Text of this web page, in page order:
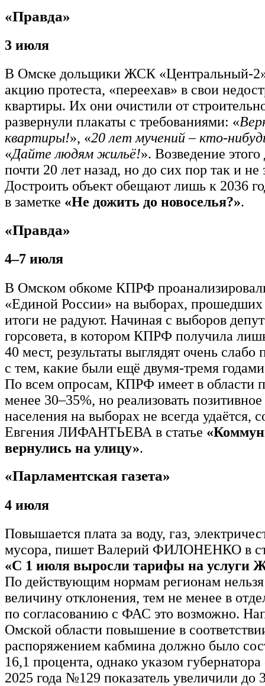
«Правда»
3 июля
В Омске дольщики ЖСК «Центральный-
акцию протеста, «переехав» в свои
квартиры. Их они очистили от
развернули плакаты с требованиями: «
квартиры!», «20 лет мучений – кто-
«Дайте людям жильё!». Возведение
почти 20 лет назад, но до сих пор так и не
Достроить объект обещают лишь к 2036
в заметке «Не дожить до новоселья?».
«Правда»
4–7 июля
В Омском обкоме КПРФ
«Единой России» на выборах, прошедших
итоги не радуют. Начиная с выборов
горсовета, в котором КПРФ получила
40 мест, результаты выглядят очень
с тем, какие были ещё двумя-тремя
По всем опросам, КПРФ имеет в области
менее 30–35%, но реализовать
населения на выборах не всегда удаётся,
Евгения ЛИФАНТЬЕВА в статье
вернулись на улицу».
«Парламентская газета»
4 июля
Повышается плата за воду, газ,
мусора, пишет Валерий ФИЛОНЕНКО в
«С 1 июля выросли тарифы на услуги
По действующим нормам регионам
величину отклонения, тем не менее в
по согласованию с ФАС это возможно.
Омской области повышение в
распоряжением кабмина должно было
16,1 процента, однако указом
2025 года №129 показатель увеличили до